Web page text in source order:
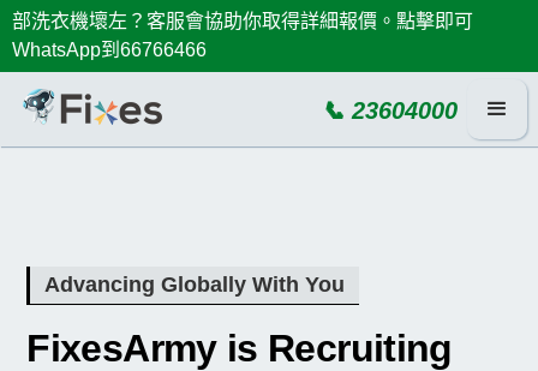
部洗衣機壞左？客服會協助你取得詳細報價。點擊即可
WhatsApp到66766466
📞 23604000
Advancing Globally With You
FixesArmy is Recruiting